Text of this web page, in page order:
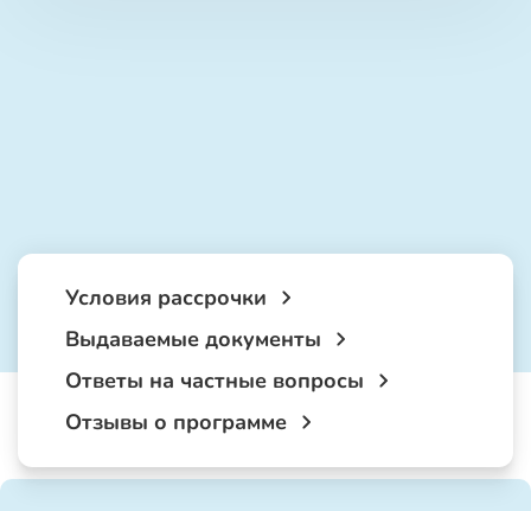
Условия рассрочки
Выдаваемые документы
Ответы на частные вопросы
Отзывы о программе